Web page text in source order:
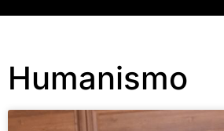
Humanismo